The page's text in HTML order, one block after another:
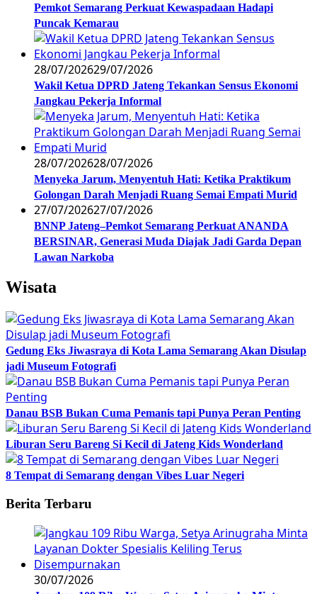
Pemkot Semarang Perkuat Kewaspadaan Hadapi
Puncak Kemarau
28/07/202629/07/2026
Wakil Ketua DPRD Jateng Tekankan Sensus Ekonomi
Jangkau Pekerja Informal
28/07/202628/07/2026
Menyeka Jarum, Menyentuh Hati: Ketika Praktikum
Golongan Darah Menjadi Ruang Semai Empati Murid
27/07/202627/07/2026
BNNP Jateng–Pemkot Semarang Perkuat ANANDA
BERSINAR, Generasi Muda Diajak Jadi Garda Depan
Lawan Narkoba
Wisata
Gedung Eks Jiwasraya di Kota Lama Semarang Akan Disulap
jadi Museum Fotografi
Danau BSB Bukan Cuma Pemanis tapi Punya Peran Penting
Liburan Seru Bareng Si Kecil di Jateng Kids Wonderland
8 Tempat di Semarang dengan Vibes Luar Negeri
Berita Terbaru
30/07/2026